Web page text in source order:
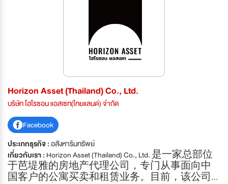
Horizon Asset (Thailand) Co., Ltd.
บริษัท โฮไรซอน แอสเซท(ไทยแลนด์) จำกัด
Facebook
ประเภทธุรกิจ :อสังหาริมทรัพย์
เกี่ยวกับเรา : Horizo​​n Asset (Thailand) Co., Ltd. 是一家总部位
于芭堤雅的房地产代理公司，专门从事面向中
国客户的公寓买卖和租赁业务。目前，该公司